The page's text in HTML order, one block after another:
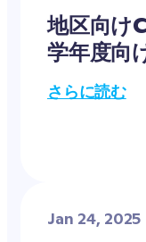
地区向け
学年度向
さらに読む
Jan 24, 2025